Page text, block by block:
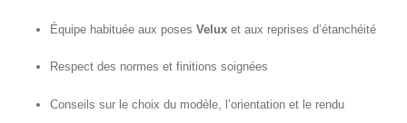
Équipe habituée aux poses Velux et aux reprises d’étanchéité
Respect des normes et finitions soignées
Conseils sur le choix du modèle, l’orientation et le rendu